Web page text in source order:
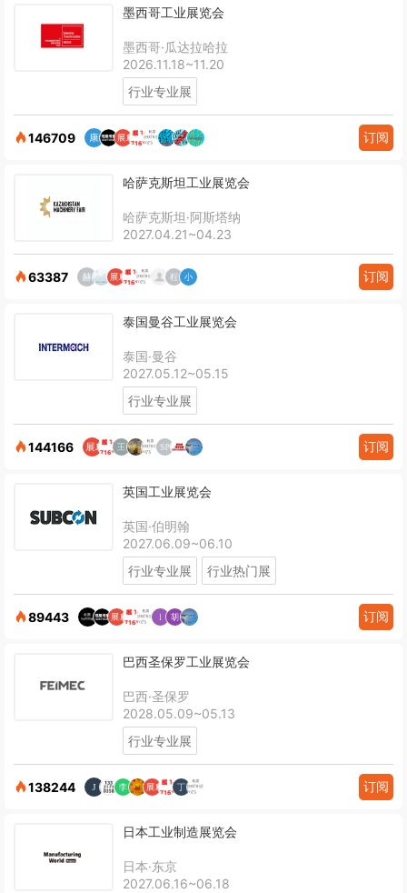
墨西哥工业展览会
墨西哥·瓜达拉哈拉
2026.11.18~11.20
行业专业展
146709 订阅
哈萨克斯坦工业展览会
哈萨克斯坦·阿斯塔纳
2027.04.21~04.23
63387 订阅
泰国曼谷工业展览会
泰国·曼谷
2027.05.12~05.15
行业专业展
144166 订阅
英国工业展览会
英国·伯明翰
2027.06.09~06.10
行业专业展
行业热门展
89443 订阅
巴西圣保罗工业展览会
巴西·圣保罗
2028.05.09~05.13
行业专业展
138244 订阅
日本工业制造展览会
日本·东京
2027.06.16~06.18